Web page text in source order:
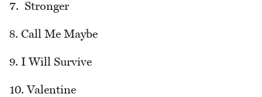
7. Stronger
8. Call Me Maybe
9. I Will Survive
10. Valentine